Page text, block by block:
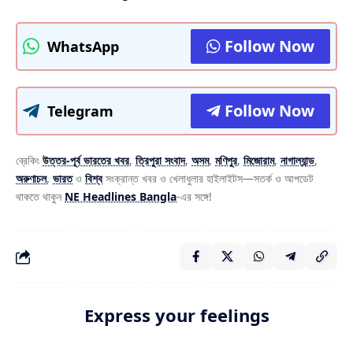
WhatsApp Follow Now
Telegram Follow Now
ব্রেকিং উত্তর-পূর্ব ভারতের খবর, ত্রিপুরা সংবাদ, অসম, মণিপুর, মিজোরাম, নাগাল্যান্ড,
অরুণাচল, ভারতও বিশ্বসংক্রান্ত খবর ও খেলাধুলার হাইলাইটস—সতর্ক ও আপডেট
থাকতে থাকুন NE Headlines Bangla-এর সঙ্গে!
Express your feelings